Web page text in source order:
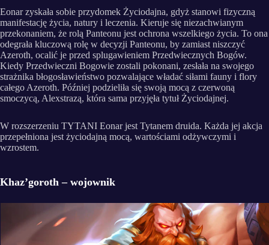
Eonar zyskała sobie przydomek Życiodajna, gdyż stanowi fizyczną
manifestację życia, natury i leczenia. Kieruje się niezachwianym
przekonaniem, że rolą Panteonu jest ochrona wszelkiego życia. To ona
odegrała kluczową rolę w decyzji Panteonu, by zamiast niszczyć
Azeroth, ocalić je przed splugawieniem Przedwiecznych Bogów.
Kiedy Przedwieczni Bogowie zostali pokonani, zesłała na swojego
strażnika błogosławieństwo pozwalające władać siłami fauny i flory
całego Azeroth. Później podzieliła się swoją mocą z czerwoną
smoczycą, Alexstrazą, która sama przyjęła tytuł Życiodajnej.
W rozszerzeniu TYTANI Eonar jest Tytanem druida. Każda jej akcja
przepełniona jest życiodajną mocą, wartościami odżywczymi i
wzrostem.
Khaz’goroth – wojownik